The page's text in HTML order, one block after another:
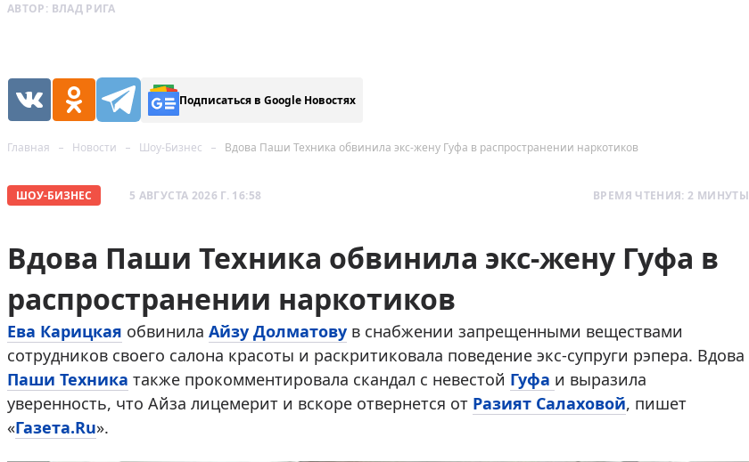
АВТОР: ВЛАД РИГА
Подписаться в Google Новостях
Главная Новости Шоу-Бизнес Вдова Паши Техника обвинила экс-жену Гуфа в распространении наркотиков
ШОУ-БИЗНЕС 5 АВГУСТА 2026 Г. 16:58 ВРЕМЯ ЧТЕНИЯ: 2 МИНУТЫ
Вдова Паши Техника обвинила экс-жену Гуфа в
распространении наркотиков
Ева Карицкая обвинила Айзу Долматову в снабжении запрещенными веществами
сотрудников своего салона красоты и раскритиковала поведение экс-супруги рэпера. Вдова
Паши Техника также прокомментировала скандал с невестой Гуфа и выразила
уверенность, что Айза лицемерит и вскоре отвернется от Разият Салаховой, пишет
«Газета.Ru».